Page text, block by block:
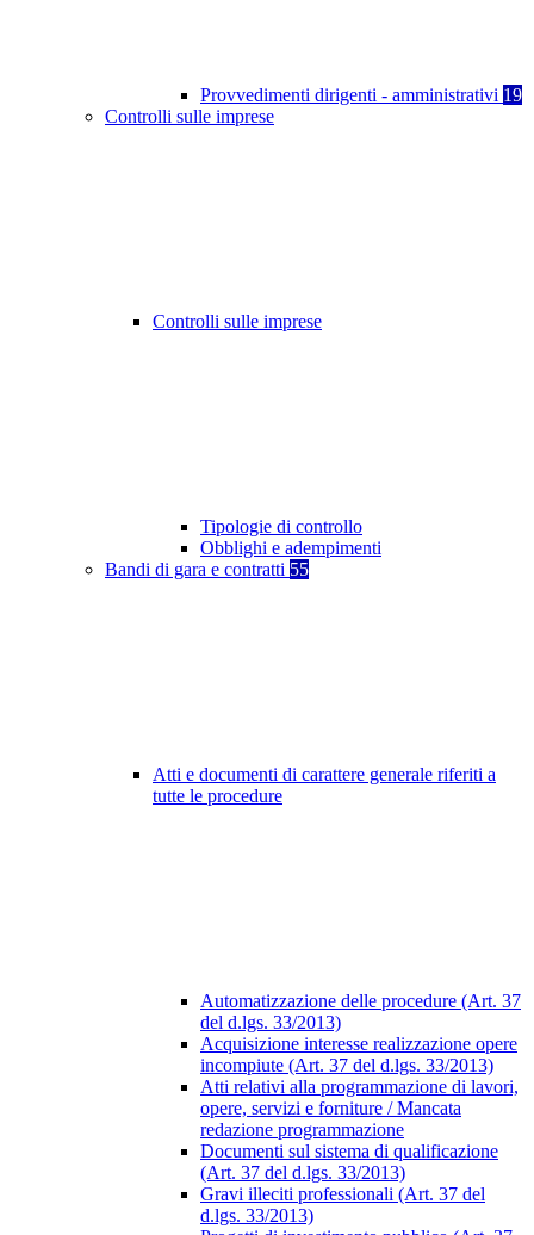
Provvedimenti dirigenti - amministrativi 19
Controlli sulle imprese
Controlli sulle imprese
Tipologie di controllo
Obblighi e adempimenti
Bandi di gara e contratti 55
Atti e documenti di carattere generale riferiti a
tutte le procedure
Automatizzazione delle procedure (Art. 37
del d.lgs. 33/2013)
Acquisizione interesse realizzazione opere
incompiute (Art. 37 del d.lgs. 33/2013)
Atti relativi alla programmazione di lavori,
opere, servizi e forniture / Mancata
redazione programmazione
Documenti sul sistema di qualificazione
(Art. 37 del d.lgs. 33/2013)
Gravi illeciti professionali (Art. 37 del
d.lgs. 33/2013)